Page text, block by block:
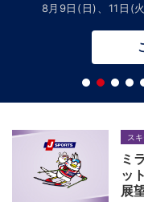
8月9日(日)、11日(
ス
ミ
ッ
展